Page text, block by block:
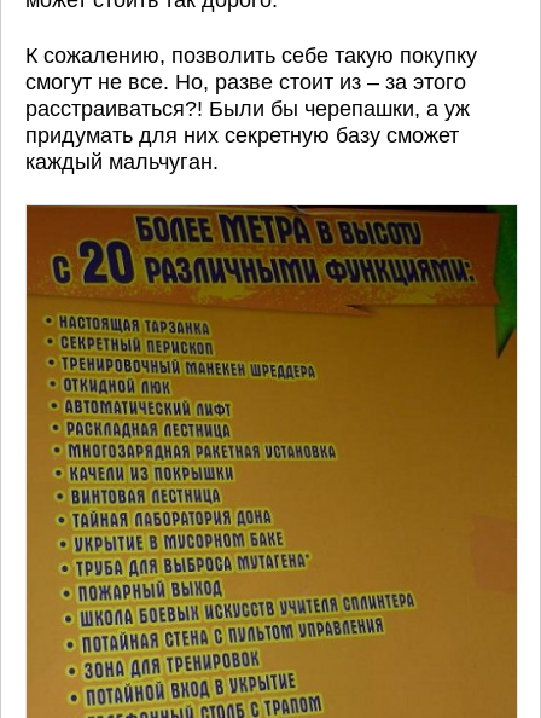
К сожалению, позволить себе такую покупку
смогут не все. Но, разве стоит из – за этого
расстраиваться?! Были бы черепашки, а уж
придумать для них секретную базу сможет
каждый мальчуган.